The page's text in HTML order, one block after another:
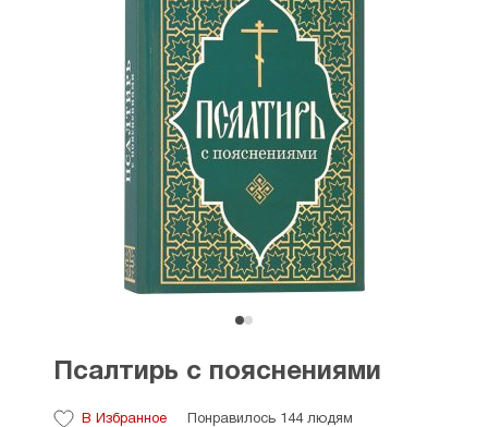
Псалтирь с пояснениями
В Избранное Понравилось 144 людям